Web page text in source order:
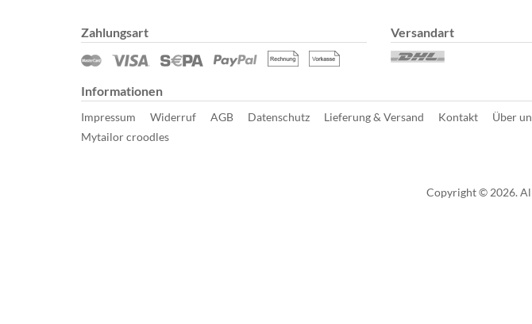
Zahlungsart Versandart
Informationen
Impressum Widerruf AGB Datenschutz Lieferung & Versand Kontakt Über
Mytailor croodles
Copyright © 2026.